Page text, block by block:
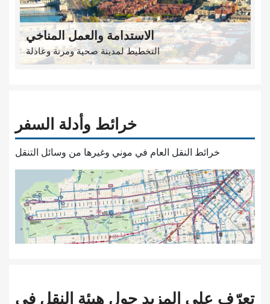
الاستدامة والعمل المناخي
التخطيط لمدينة صحية ومرنة وعادلة
خرائط وأدلة السفر
خرائط النقل العام في موني وغيرها من وسائل التنقل
تعرّف على المزيد حول هيئة النقل في